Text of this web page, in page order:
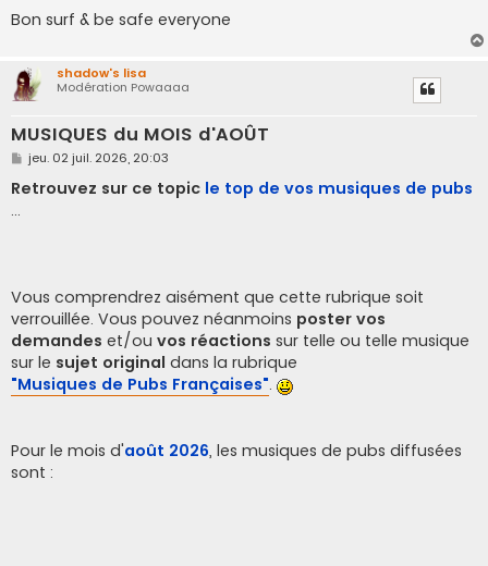
Bon surf & be safe everyone
shadow's lisa
Modération Powaaaa
MUSIQUES du MOIS d'AOÛT
M
e
s
s
jeu. 02 juil. 2026, 20:03
Retrouvez sur ce topic le top de vos musiques de pubs
...
Vous comprendrez aisément que cette rubrique soit
verrouillée. Vous pouvez néanmoins poster vos
demandes et/ou vos réactions sur telle ou telle musique
sur le sujet original dans la rubrique
"Musiques de Pubs Françaises".
Pour le mois d'août 2026, les musiques de pubs diffusées
sont :